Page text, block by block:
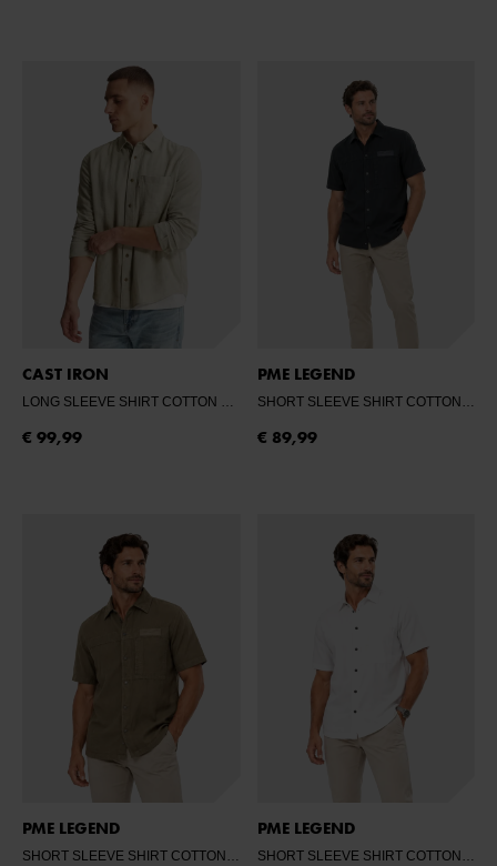
CAST IRON
LONG SLEEVE SHIRT COTTON LINEN YAR - TEA
€ 99,99
PME LEGEND
SHORT SLEEVE SHIRT COTTON/LINEN GA
€ 89,99
PME LEGEND
SHORT SLEEVE SHIRT COTTON/LINEN GA - DUSKY GREEN
PME LEGEND
SHORT SLEEVE SHIRT COTTON/LINEN GA